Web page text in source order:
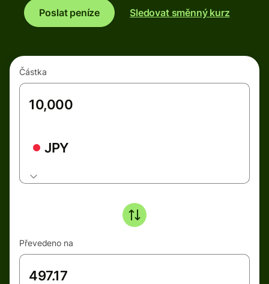
Poslat peníze Sledovat směnný kurz
Částka
JPY
Převedeno na